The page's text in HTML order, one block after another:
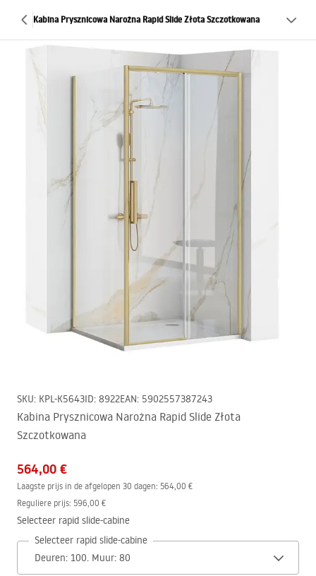
Kabina Prysznicowa Narożna Rapid Slide Złota Szczotkowana
SKU: KPL-K5643ID: 8922EAN: 5902557387243
Kabina Prysznicowa Narożna Rapid Slide Złota
Szczotkowana
564,00 €
Laagste prijs in de afgelopen 30 dagen: 564,00 €
Reguliere prijs: 596,00 €
Selecteer rapid slide-cabine
Selecteer rapid slide-cabine